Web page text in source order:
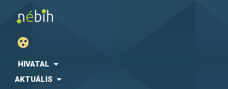
HIVATAL
AKTUÁLIS